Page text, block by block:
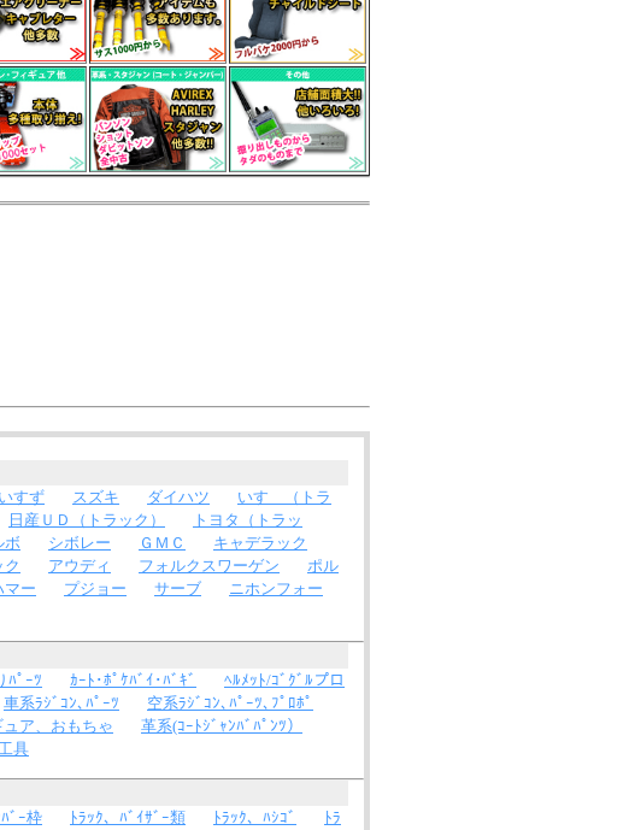
いすず スズキ ダイハツ
いすゞ（トラ
日産ＵＤ（トラック）
トヨタ（トラッ
ボ シボレー ＧＭＣ
キャデラック
ク アウディ フォルクスワーゲン
ポル
マー プジョー サーブ
ニホンフォー
ﾊﾟｰﾂ ｶｰﾄ･ﾎﾟｹﾊﾞｲ･ﾊﾞｷﾞ
ﾍﾙﾒｯﾄ/ｺﾞｸﾞﾙプロ
車系ﾗｼﾞｺﾝ､ﾊﾟｰﾂ
空系ﾗｼﾞｺﾝ､ﾊﾟｰﾂ､ﾌﾟﾛﾎﾟ
ュア、おもちゃ
革系(ｺｰﾄｼﾞｬﾝﾊﾞﾊﾟﾝﾂ）
具
ﾞｰ枠 ﾄﾗｯｸ、ﾊﾞｲｻﾞｰ類 ﾄﾗｯｸ、ﾊｼｺﾞ
ﾄﾗ